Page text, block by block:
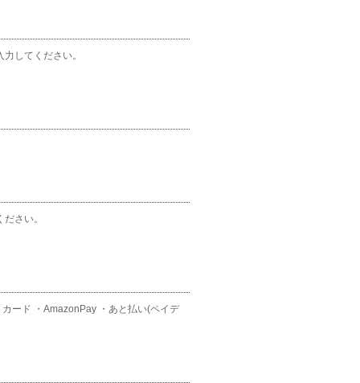
してください。
さい。
ード ・AmazonPay ・あと払い(ペイデ